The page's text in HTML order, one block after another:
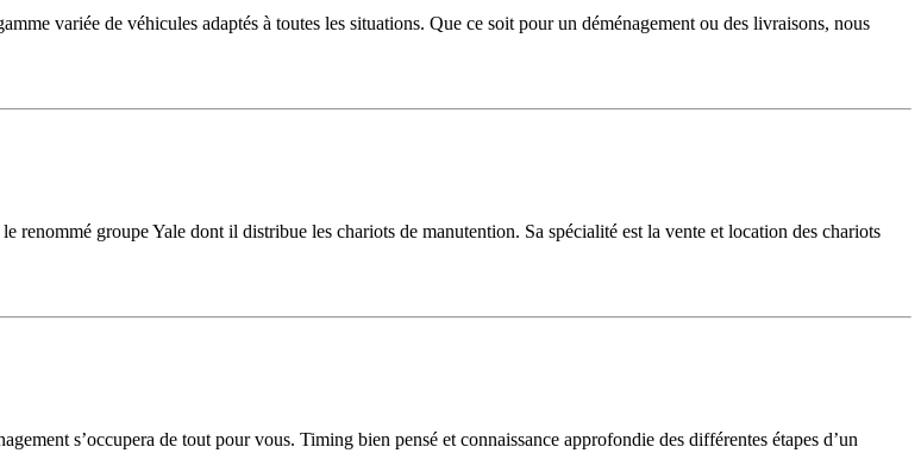
variée de véhicules adaptés à toutes les situations. Que ce soit pour un déménagement ou des livraisons, nous
groupe Yale dont il distribue les chariots de manutention. Sa spécialité est la vente et location des chariots
s’occupera de tout pour vous. Timing bien pensé et connaissance approfondie des différentes étapes d’un